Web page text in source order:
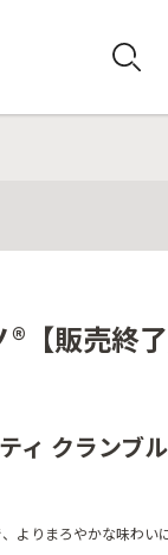
【販売終了
ィ クランブ
よりまろやかな味わいに